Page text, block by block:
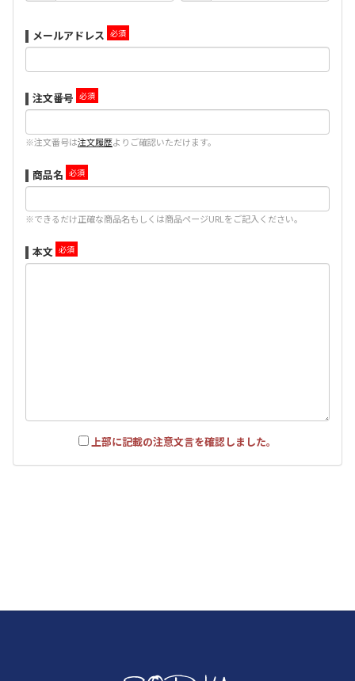
メールアドレス
注文番号
※注文番号は注文履歴よりご確認いただけます。
商品名
※できるだけ正確な商品名もしくは商品ページURLをご記入ください。
本文
上部に記載の注意文言を確認しました。